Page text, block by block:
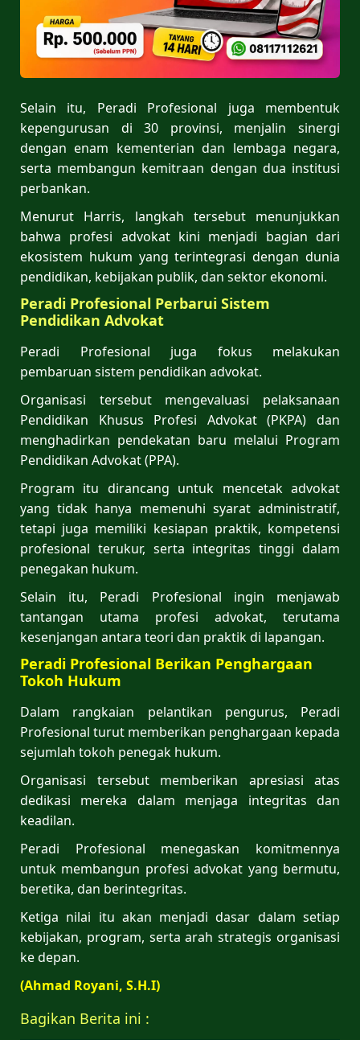
Selain itu, Peradi Profesional juga membentuk
kepengurusan di 30 provinsi, menjalin sinergi
dengan enam kementerian dan lembaga negara,
serta membangun kemitraan dengan dua institusi
perbankan.
Menurut Harris, langkah tersebut menunjukkan
bahwa profesi advokat kini menjadi bagian dari
ekosistem hukum yang terintegrasi dengan dunia
pendidikan, kebijakan publik, dan sektor ekonomi.
Peradi Profesional Perbarui Sistem
Pendidikan Advokat
Peradi Profesional juga fokus melakukan
pembaruan sistem pendidikan advokat.
Organisasi tersebut mengevaluasi pelaksanaan
Pendidikan Khusus Profesi Advokat (PKPA) dan
menghadirkan pendekatan baru melalui Program
Pendidikan Advokat (PPA).
Program itu dirancang untuk mencetak advokat
yang tidak hanya memenuhi syarat administratif,
tetapi juga memiliki kesiapan praktik, kompetensi
profesional terukur, serta integritas tinggi dalam
penegakan hukum.
Selain itu, Peradi Profesional ingin menjawab
tantangan utama profesi advokat, terutama
kesenjangan antara teori dan praktik di lapangan.
Peradi Profesional Berikan Penghargaan
Tokoh Hukum
Dalam rangkaian pelantikan pengurus, Peradi
Profesional turut memberikan penghargaan kepada
sejumlah tokoh penegak hukum.
Organisasi tersebut memberikan apresiasi atas
dedikasi mereka dalam menjaga integritas dan
keadilan.
Peradi Profesional menegaskan komitmennya
untuk membangun profesi advokat yang bermutu,
beretika, dan berintegritas.
Ketiga nilai itu akan menjadi dasar dalam setiap
kebijakan, program, serta arah strategis organisasi
ke depan.
(Ahmad Royani, S.H.I)
Bagikan Berita ini :